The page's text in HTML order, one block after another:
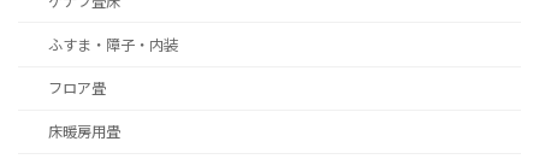
ふすま・障子・内装
フロア畳
床暖房用畳